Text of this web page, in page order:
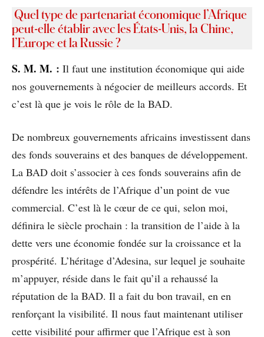
Quel type de partenariat économique l’Afrique
peut-elle établir avec les États-Unis, la Chine,
l’Europe et la Russie ?
S. M. M. : Il faut une institution économique qui aide
nos gouvernements à négocier de meilleurs accords. Et
c’est là que je vois le rôle de la BAD.
De nombreux gouvernements africains investissent dans
des fonds souverains et des banques de développement.
La BAD doit s’associer à ces fonds souverains afin de
défendre les intérêts de l’Afrique d’un point de vue
commercial. C’est là le cœur de ce qui, selon moi,
définira le siècle prochain : la transition de l’aide à la
dette vers une économie fondée sur la croissance et la
prospérité. L’héritage d’Adesina, sur lequel je souhaite
m’appuyer, réside dans le fait qu’il a rehaussé la
réputation de la BAD. Il a fait du bon travail, en en
renforçant la visibilité. Il nous faut maintenant utiliser
cette visibilité pour affirmer que l’Afrique est à son